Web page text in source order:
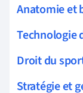
Anatomie et
Technologie
Droit du
Stratégie et